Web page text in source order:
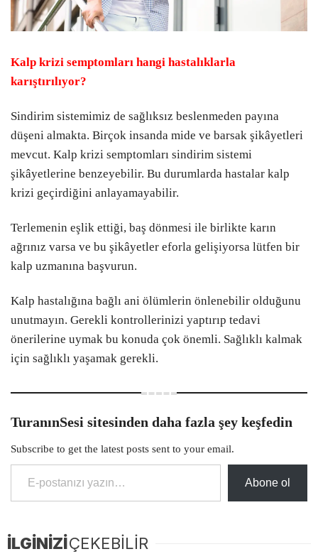
Kalp krizi semptomları hangi hastalıklarla
karıştırılıyor?
Sindirim sistemimiz de sağlıksız beslenmeden payına
düşeni almakta. Birçok insanda mide ve barsak şikâyetleri
mevcut. Kalp krizi semptomları sindirim sistemi
şikâyetlerine benzeyebilir. Bu durumlarda hastalar kalp
krizi geçirdiğini anlayamayabilir.
Terlemenin eşlik ettiği, baş dönmesi ile birlikte karın
ağrınız varsa ve bu şikâyetler eforla gelişiyorsa lütfen bir
kalp uzmanına başvurun.
Kalp hastalığına bağlı ani ölümlerin önlenebilir olduğunu
unutmayın. Gerekli kontrollerinizi yaptırıp tedavi
önerilerine uymak bu konuda çok önemli. Sağlıklı kalmak
için sağlıklı yaşamak gerekli.
TuranınSesi sitesinden daha fazla şey keşfedin
Subscribe to get the latest posts sent to your email.
E-postanızı yazın…
Abone ol
İLGİNİZİÇEKEBİLİR